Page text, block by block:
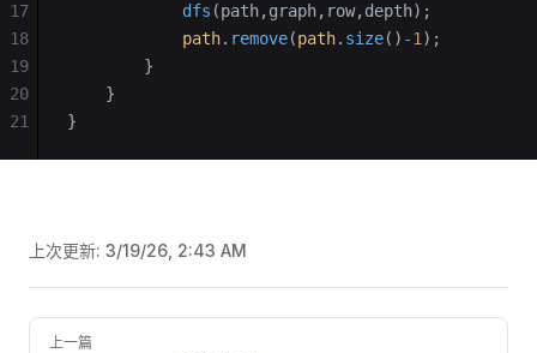
            dfs
(path,graph,row,depth);
            path
. remove(path. size() -1 );
        }
    }
}
17
18
19
20
21
上次更新: 3/19/26, 2:43 AM
Pager
上一篇